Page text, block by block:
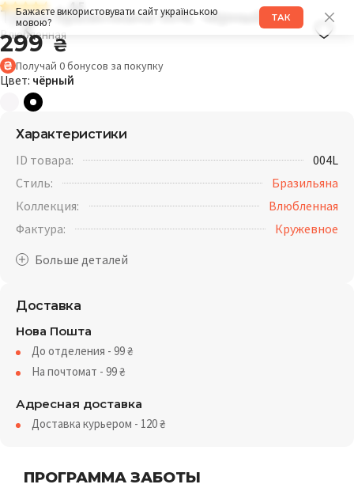
Бажаєте використовувати сайт українською
мовою?
ТАК
4.5
Трусы бразилиана 004L чёрный
Влюбленная
299₴
Получай 0бонусов за покупку
Цвет: чёрный
ПРОГРАММА ЗАБОТЫ
Характеристики
ID товара:
004L
Стиль:
Бразильяна
Коллекция:
Влюбленная
Фактура:
Кружевное
Доставка
Нова Пошта
До отделения - 99₴
На почтомат - 99₴
Адресная доставка
Доставка курьером - 120₴